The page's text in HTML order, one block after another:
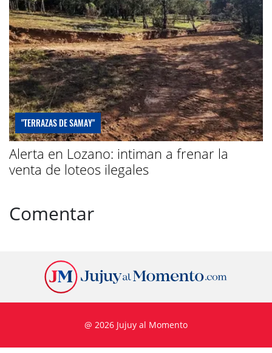
"TERRAZAS DE SAMAY"
Alerta en Lozano: intiman a frenar la
venta de loteos ilegales
Comentar
@ 2026 Jujuy al Momento